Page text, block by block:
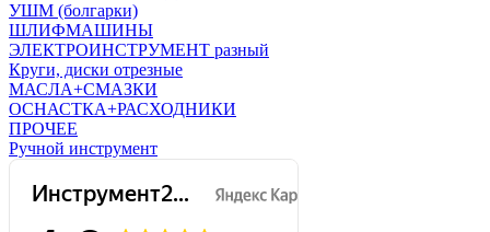
УШМ (болгарки)
ШЛИФМАШИНЫ
ЭЛЕКТРОИНСТРУМЕНТ разный
Круги, диски отрезные
МАСЛА+СМАЗКИ
ОСНАСТКА+РАСХОДНИКИ
ПРОЧЕЕ
Ручной инструмент